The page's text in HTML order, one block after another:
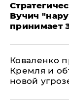
Вучич
принимает
Коваленко
Кремля и
новой